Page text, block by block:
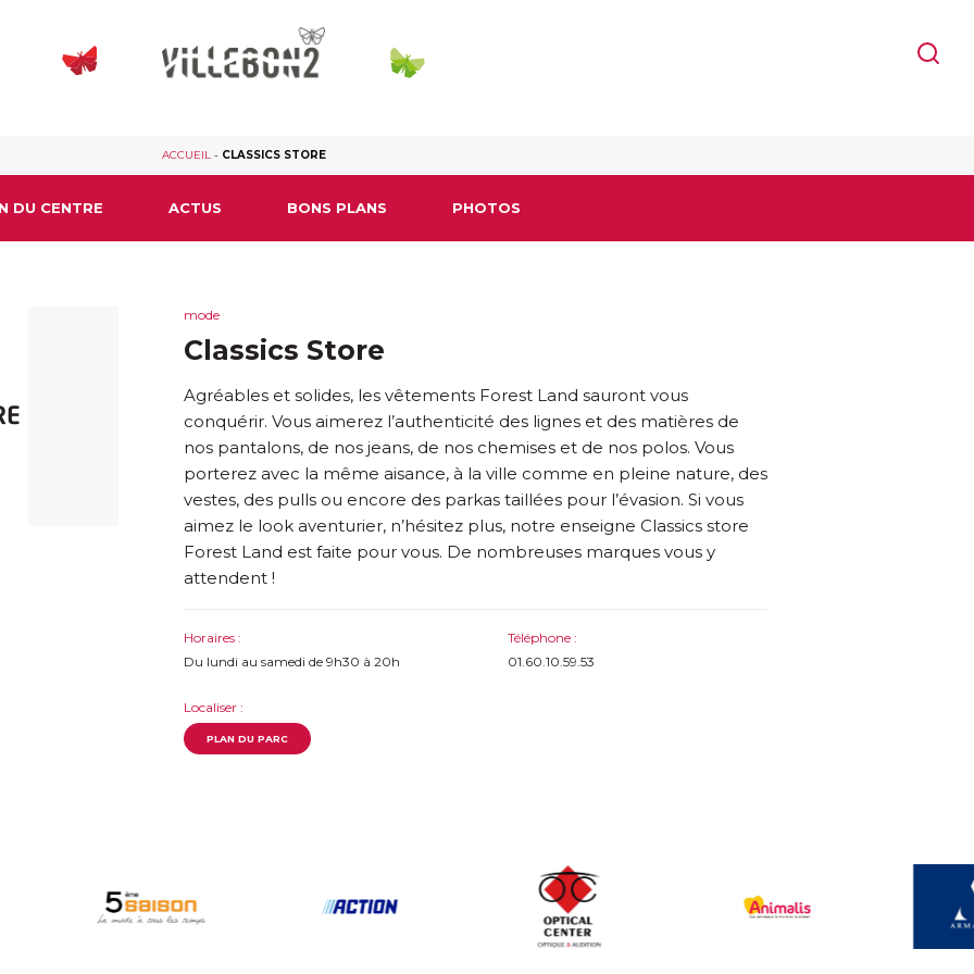
ACCUEIL- CLASSICS STORE
DU CENTRE ACTUS BONS PLANS PHOTOS
mode
Classics Store
Agréables et solides, les vêtements Forest Land sauront vous
conquérir. Vous aimerez l’authenticité des lignes et des matières de
nos pantalons, de nos jeans, de nos chemises et de nos polos. Vous
porterez avec la même aisance, à la ville comme en pleine nature, des
vestes, des pulls ou encore des parkas taillées pour l’évasion. Si vous
aimez le look aventurier, n’hésitez plus, notre enseigne Classics store
Forest Land est faite pour vous. De nombreuses marques vous y
attendent !
Horaires :
Du lundi au samedi de 9h30 à 20h
Téléphone :
01.60.10.59.53
Localiser :
PLAN DU PARC